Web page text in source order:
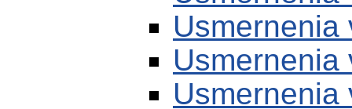
Usmernenia
Usmernenia
Usmernenia